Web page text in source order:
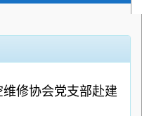
修协会党支部赴建